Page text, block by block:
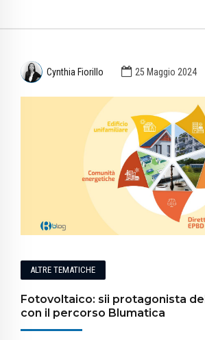
Cynthia Fiorillo 25 Maggio 2024
ALTRE TEMATICHE
Fotovoltaico: sii protagonista
con il percorso Blumatica